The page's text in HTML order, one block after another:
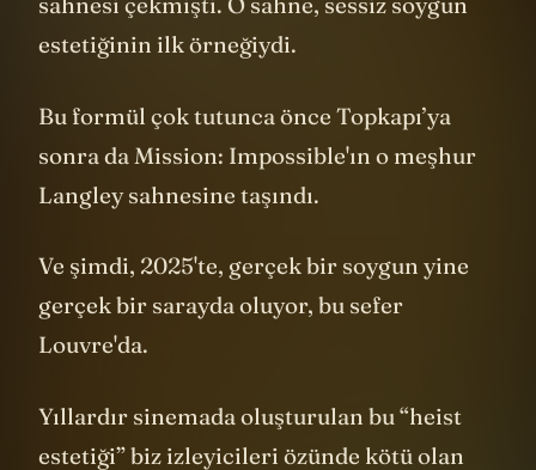
sahnesi çekmişti. O sahne, sessiz soygun
Bu formül çok tutunca önce Topkapı’ya
sonra da Mission: Impossible'ın o meşhur
Ve şimdi, 2025'te, gerçek bir soygun yine
gerçek bir sarayda oluyor, bu sefer
Yıllardır sinemada oluşturulan bu “heist